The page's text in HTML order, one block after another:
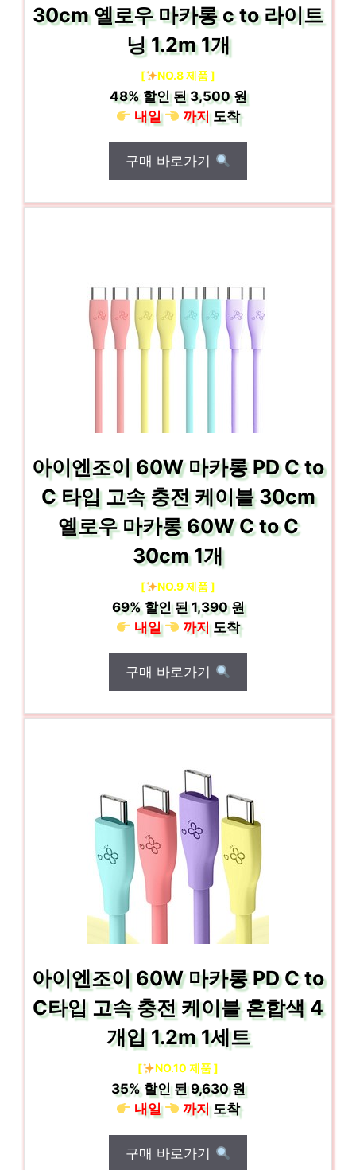
30cm 옐로우 마카롱 c to 라이트
닝 1.2m 1개
[ NO.8 제품 ]
48%할인 된3,500 원
내일
까지도착
구매 바로가기
아이엔조이 60W 마카롱 PD C to
C 타입 고속 충전 케이블 30cm
옐로우 마카롱 60W C to C
30cm 1개
[ NO.9 제품 ]
69%할인 된1,390 원
내일
까지도착
구매 바로가기
아이엔조이 60W 마카롱 PD C to
C타입 고속 충전 케이블 혼합색 4
개입 1.2m 1세트
[ NO.10 제품 ]
35%할인 된9,630 원
내일
까지도착
구매 바로가기